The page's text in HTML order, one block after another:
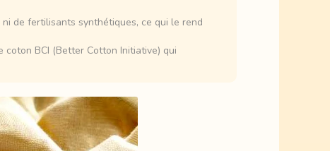
de fertilisants synthétiques, ce qui le rend
coton BCI (Better Cotton Initiative) qui